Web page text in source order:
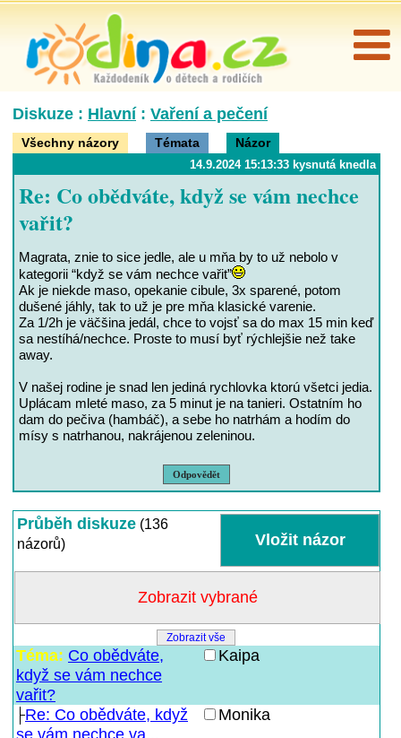
Diskuze : Hlavní: Vaření a pečení
Všechny názory Témata Názor
14.9.2024 15:13:33 kysnutá knedla
Re: Co obědváte, když se vám nechce
vařit?
Magrata, znie to sice jedle, ale u mňa by to už nebolo v
kategorii “když se vám nechce vařit”
Ak je niekde maso, opekanie cibule, 3x sparené, potom
dušené jáhly, tak to už je pre mňa klasické varenie.
Za 1/2h je väčšina jedál, chce to vojsť sa do max 15 min keď
sa nestíhá/nechce. Proste to musí byť rýchlejšie než take
away.
V našej rodine je snad len jediná rychlovka ktorú všetci jedia.
Uplácam mleté maso, za 5 minut je na tanieri. Ostatním ho
dam do pečiva (hambáč), a sebe ho natrhám a hodím do
mísy s natrhanou, nakrájenou zeleninou.
Odpovědět
Průběh diskuze (136
názorů)
Zobrazit vše
Téma: Co obědváte,
když se vám nechce
vařit?
Kaipa
Re: Co obědváte, když
Monika